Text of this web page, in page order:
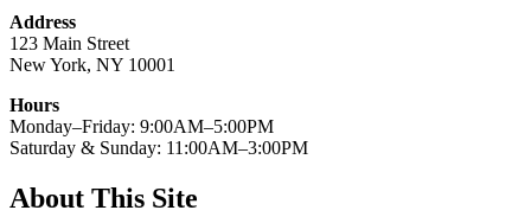
Address
123 Main Street
New York, NY 10001
Hours
Monday–Friday: 9:00AM–5:00PM
Saturday & Sunday: 11:00AM–3:00PM
About This Site